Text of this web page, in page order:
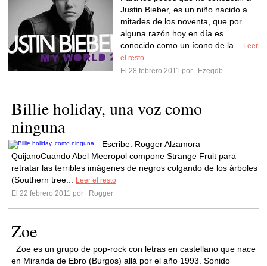
Justin Bieber, es un niño nacido a
mitades de los noventa, que por
alguna razón hoy en día es
conocido como un ícono de la...
Leer
el resto
El 28 febrero 2011 por
Ezeqdb
Billie holiday, una voz como
ninguna
Escribe: Rogger Alzamora
QuijanoCuando Abel Meeropol compone Strange Fruit para
retratar las terribles imágenes de negros colgando de los árboles
(Southern tree...
Leer el resto
El 22 febrero 2011 por
Rogger
Zoe
Zoe es un grupo de pop-rock con letras en castellano que nace
en Miranda de Ebro (Burgos) allá por el año 1993. Sonido